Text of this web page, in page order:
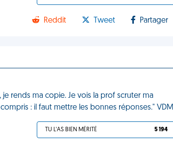
Reddit Tweet Partager
rends ma copie. Je vois la prof scruter ma
: il faut mettre les bonnes réponses." VDM
TU L'AS BIEN MÉRITÉ 5 194